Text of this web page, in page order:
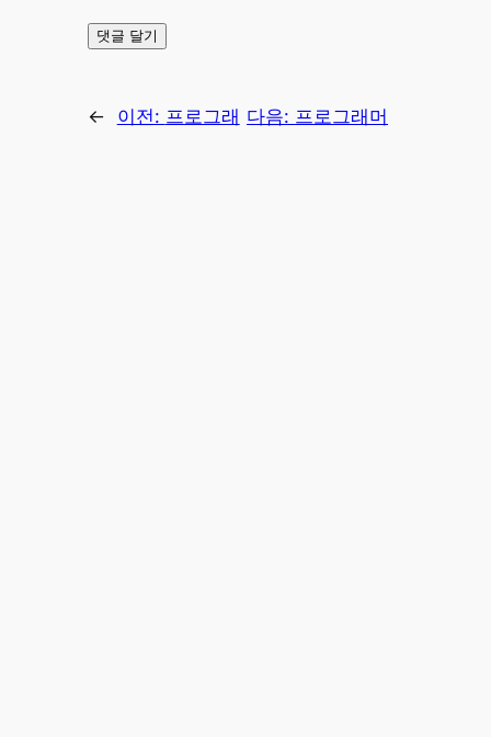
← 이전: 프로그래 다음: 프로그래머